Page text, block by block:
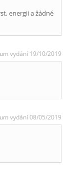
energii a žádné
vydání 19/10/2019
vydání 08/05/2019